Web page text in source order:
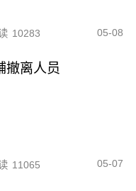
10283 05-08
撤离人员
11065 05-07